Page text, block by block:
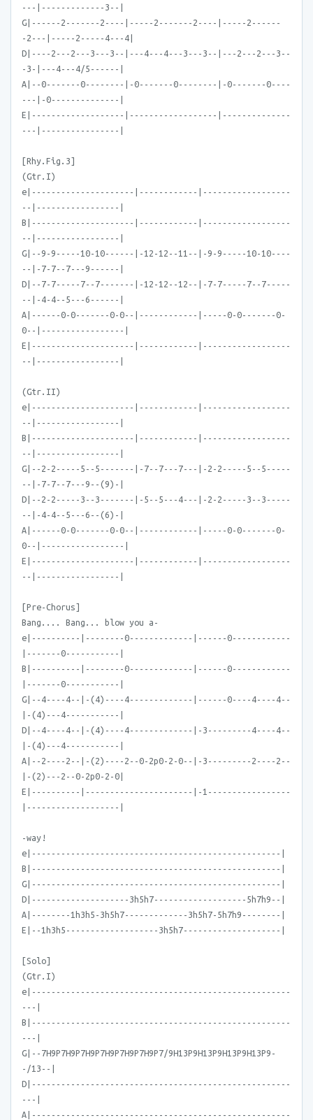
---|-------------3--|
G|------2-------2----|-----2-------2----|-----2------
-2---|-----2-----4---4|
D|----2---2---3---3--|---4---4---3---3--|---2---2---3--
-3-|---4---4/5------|
A|--0-------0--------|-0-------0--------|-0-------0----
---|-0--------------|
E|-------------------|------------------|--------------
---|----------------|
[Rhy.Fig.3]
(Gtr.I)
e|---------------------|------------|------------------
--|-----------------|
B|---------------------|------------|------------------
--|-----------------|
G|--9-9-----10-10------|-12-12--11--|-9-9-----10-10----
--|-7-7--7---9------|
D|--7-7-----7--7-------|-12-12--12--|-7-7-----7--7-----
--|-4-4--5---6------|
A|------0-0-------0-0--|------------|-----0-0-------0-
0--|-----------------|
E|---------------------|------------|------------------
--|-----------------|
(Gtr.II)
e|---------------------|------------|------------------
--|-----------------|
B|---------------------|------------|------------------
--|-----------------|
G|--2-2-----5--5-------|-7--7---7---|-2-2-----5--5-----
--|-7-7--7---9--(9)-|
D|--2-2-----3--3-------|-5--5---4---|-2-2-----3--3-----
--|-4-4--5---6--(6)-|
A|------0-0-------0-0--|------------|-----0-0-------0-
0--|-----------------|
E|---------------------|------------|------------------
--|-----------------|
[Pre-Chorus]
Bang.... Bang... blow you a-
e|----------|--------0-------------|------0------------
|-------0-----------|
B|----------|--------0-------------|------0------------
|-------0-----------|
G|--4----4--|-(4)----4-------------|------0----4----4--
|-(4)---4-----------|
D|--4----4--|-(4)----4-------------|-3---------4----4--
|-(4)---4-----------|
A|--2----2--|-(2)----2--0-2p0-2-0--|-3---------2----2--
|-(2)---2--0-2p0-2-0|
E|----------|----------------------|-1-----------------
|-------------------|
-way!
e|---------------------------------------------------|
B|---------------------------------------------------|
G|---------------------------------------------------|
D|--------------------3h5h7-------------------5h7h9--|
A|--------1h3h5-3h5h7-------------3h5h7-5h7h9--------|
E|--1h3h5-------------------3h5h7--------------------|
[Solo]
(Gtr.I)
e|-----------------------------------------------------
---|
B|-----------------------------------------------------
---|
G|--7H9P7H9P7H9P7H9P7H9P7H9P7/9H13P9H13P9H13P9H13P9-
-/13--|
D|-----------------------------------------------------
---|
A|-----------------------------------------------------